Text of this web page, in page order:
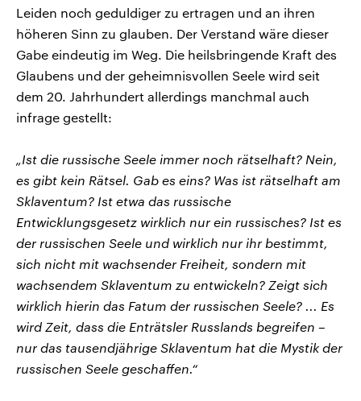
Leiden noch geduldiger zu ertragen und an ihren
höheren Sinn zu glauben. Der Verstand wäre dieser
Gabe eindeutig im Weg. Die heilsbringende Kraft des
Glaubens und der geheimnisvollen Seele wird seit
dem 20. Jahrhundert allerdings manchmal auch
infrage gestellt:
„Ist die russische Seele immer noch rätselhaft? Nein,
es gibt kein Rätsel. Gab es eins? Was ist rätselhaft am
Sklaventum? Ist etwa das russische
Entwicklungsgesetz wirklich nur ein russisches? Ist es
der russischen Seele und wirklich nur ihr bestimmt,
sich nicht mit wachsender Freiheit, sondern mit
wachsendem Sklaventum zu entwickeln? Zeigt sich
wirklich hierin das Fatum der russischen Seele? ... Es
wird Zeit, dass die Enträtsler Russlands begreifen –
nur das tausendjährige Sklaventum hat die Mystik der
russischen Seele geschaffen.“